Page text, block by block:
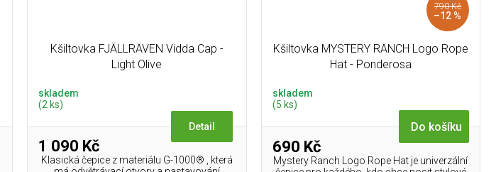
Kšiltovka FJÄLLRÄVEN Vidda Cap -
Light Olive
skladem
(2 ks)
1 090 Kč
Detail
Klasická čepice z materiálu G-1000® , která
790 Kč
–12 %
Kšiltovka MYSTERY RANCH Logo Rope
Hat - Ponderosa
skladem
(5 ks)
690 Kč
Do košíku
Mystery Ranch Logo Rope Hat je univerzální